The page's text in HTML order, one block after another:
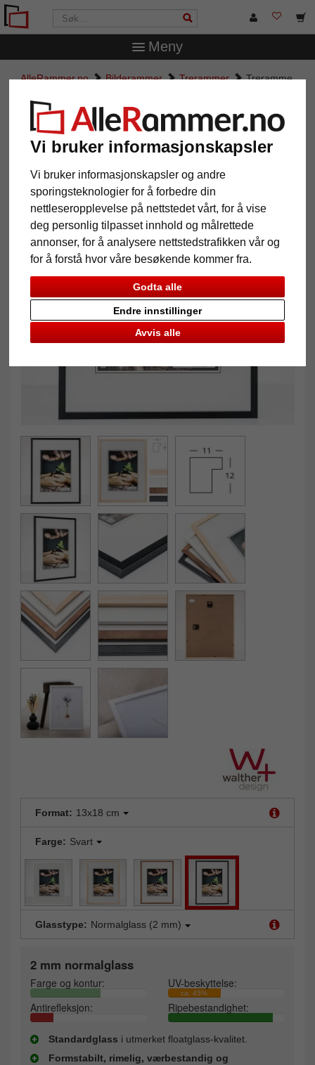
Vi bruker informasjonskapsler
Vi bruker informasjonskapsler og andre
sporingsteknologier for å forbedre din
nettleseropplevelse på nettstedet vårt, for å vise
deg personlig tilpasset innhold og målrettede
annonser, for å analysere nettstedstrafikken vår og
for å forstå hvor våre besøkende kommer fra.
Godta alle
Avvis alle
Endre innstillinger
Meny
AlleRammer.no Bilderammer Trerammer
Treramme
Treramme Nature
Tilbake
Format: 13x18 cm
Farge: Svart
Glasstype: Normalglass (2 mm)
2 mm normalglass
Farge og kontur: UV-beskyttelse:
ca. 45%
Antirefleksjon: Ripebestandighet:
Standardglass i utmerket floatglass-kvalitet.
Formstabilt, rimelig, værbestandig og